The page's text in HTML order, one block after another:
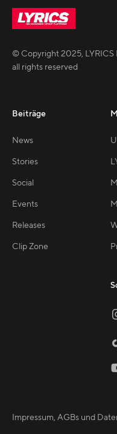
© Copyright2025, LYRICS
all rights reserved
Beiträge
News
Stories
Social
Events
Releases
Clip Zone
Impressum, AGBs und